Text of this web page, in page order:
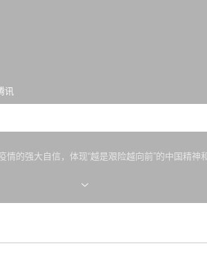
讯
的强大自信，体现“越是艰险越向前”的中国精神